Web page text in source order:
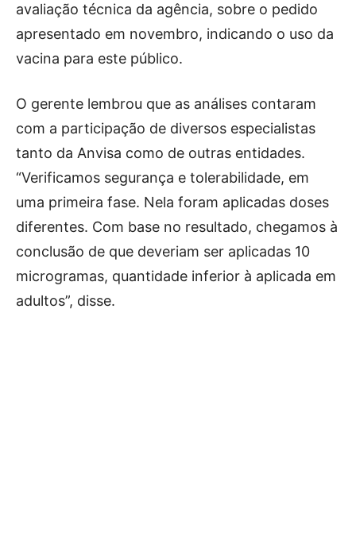
avaliação técnica da agência, sobre o pedido
apresentado em novembro, indicando o uso da
vacina para este público.
O gerente lembrou que as análises contaram
com a participação de diversos especialistas
tanto da Anvisa como de outras entidades.
“Verificamos segurança e tolerabilidade, em
uma primeira fase. Nela foram aplicadas doses
diferentes. Com base no resultado, chegamos à
conclusão de que deveriam ser aplicadas 10
microgramas, quantidade inferior à aplicada em
adultos”, disse.